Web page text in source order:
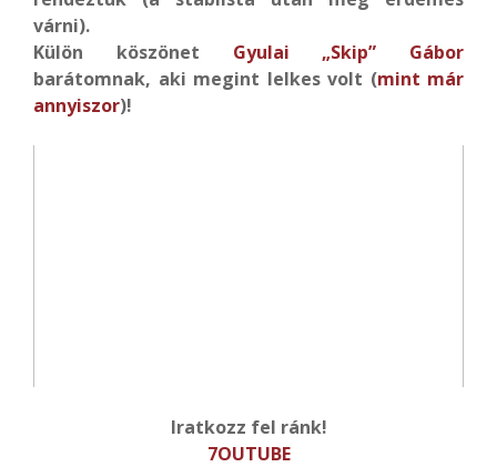
várni).
Külön köszönet Gyulai „Skip” Gábor
barátomnak, aki megint lelkes volt (mint már
annyiszor)!
Iratkozz fel ránk!
7OUTUBE